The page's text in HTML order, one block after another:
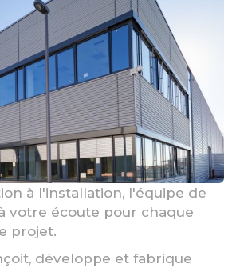
à l'installation, l'équipe de
votre écoute pour chaque
projet.
développe et fabrique